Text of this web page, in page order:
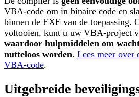
VBA-code om in binaire code en
binnen de EXE van de toepassing.
voltooien, kunt u uw VBA-project
waardoor hulpmiddelen om
nutteloos worden. Lees meer over
VBA-code.
Uitgebreide